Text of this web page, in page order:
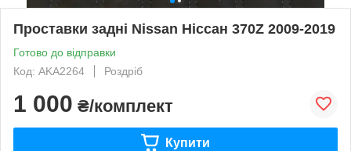
Проставки задні Nissan Ніссан 370Z 2009-2019
Готово до відправки
Код: AKA2264
Роздріб
1 000 ₴/комплект
Купити